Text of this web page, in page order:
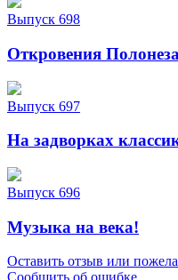
Выпуск 698
Откровения
Выпуск 697
На задворках
Выпуск 696
Музыка на века!
Оставить отзыв или